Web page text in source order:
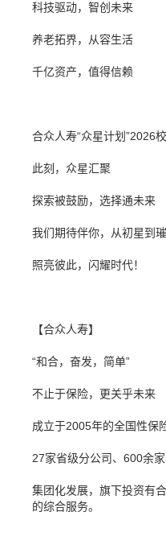
科技驱动，智创未来
养老拓界，从容生活
千亿资产，值得信赖
合众人寿“众星计划”2026
此刻，众星汇聚
探索被鼓励，选择通未来
我们期待伴你，从初星到
照亮彼此，闪耀时代！
【合众人寿】
“和合，奋发，简单”
不止于保险，更关乎未来
成立于2005年的全国性保
27家省级分公司、600余
集团化发展，旗下投资有
的综合服务。